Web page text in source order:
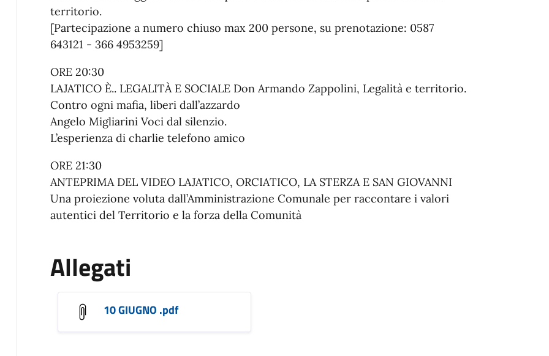
territorio.
[Partecipazione a numero chiuso max 200 persone, su prenotazione: 0587
643121 - 366 4953259]
ORE 20:30
LAJATICO È.. LEGALITÀ E SOCIALE Don Armando Zappolini, Legalità e territorio.
Contro ogni mafia, liberi dall’azzardo
Angelo Migliarini Voci dal silenzio.
L’esperienza di charlie telefono amico
ORE 21:30
ANTEPRIMA DEL VIDEO LAJATICO, ORCIATICO, LA STERZA E SAN GIOVANNI
Una proiezione voluta dall’Amministrazione Comunale per raccontare i valori
autentici del Territorio e la forza della Comunità
Allegati
10 GIUGNO .pdf